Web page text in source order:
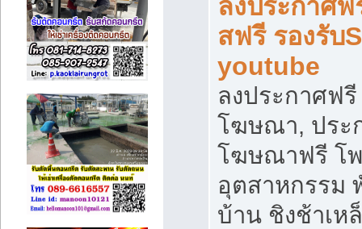
ลงประกาศ
สฟรี รองรับ
youtube
ลงประกาศฟ
โฆษณา, ประ
โฆษณาฟรี โ
อุตสาหกรรม
บ้าน ชิงช้าเห